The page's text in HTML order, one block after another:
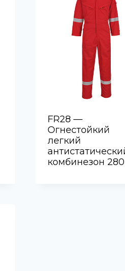
FR28 —
Огнестойкий
легкий
комбинезон 280